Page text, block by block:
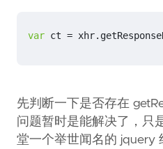
var ct = xhr.
先判断一下是否存在
问题暂时是能解决了，只
堂一个举世闻名的 jquery